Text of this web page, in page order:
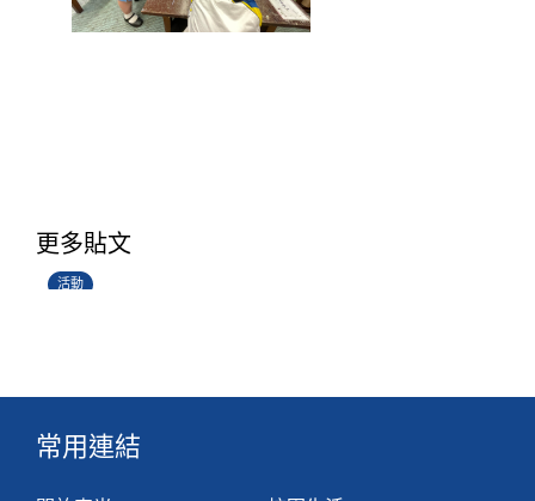
更多貼文
活動
28/06/2026
常用連結